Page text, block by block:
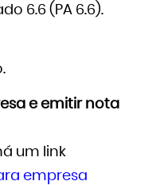
6.6 (PA 6.6).
e emitir nota
um link
empresa